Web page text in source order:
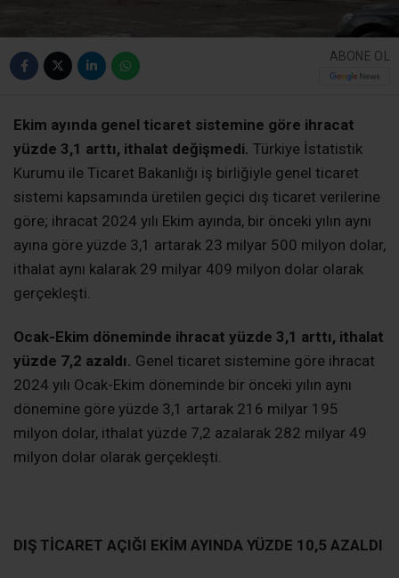
ABONE OL
Ekim ayında genel ticaret sistemine göre ihracat
yüzde 3,1 arttı, ithalat değişmedi. Türkiye İstatistik
Kurumu ile Ticaret Bakanlığı iş birliğiyle genel ticaret
sistemi kapsamında üretilen geçici dış ticaret verilerine
göre; ihracat 2024 yılı Ekim ayında, bir önceki yılın aynı
ayına göre yüzde 3,1 artarak 23 milyar 500 milyon dolar,
ithalat aynı kalarak 29 milyar 409 milyon dolar olarak
gerçekleşti.
Ocak-Ekim döneminde ihracat yüzde 3,1 arttı, ithalat
yüzde 7,2 azaldı. Genel ticaret sistemine göre ihracat
2024 yılı Ocak-Ekim döneminde bir önceki yılın aynı
dönemine göre yüzde 3,1 artarak 216 milyar 195
milyon dolar, ithalat yüzde 7,2 azalarak 282 milyar 49
milyon dolar olarak gerçekleşti.
DIŞ TİCARET AÇIĞI EKİM AYINDA YÜZDE 10,5 AZALDI